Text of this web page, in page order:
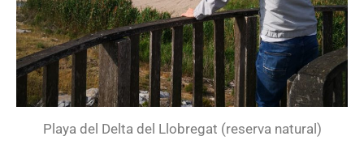
Playa del Delta del Llobregat (reserva natural)